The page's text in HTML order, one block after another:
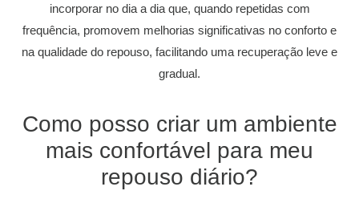
incorporar no dia a dia que, quando repetidas com
frequência, promovem melhorias significativas no conforto e
na qualidade do repouso, facilitando uma recuperação leve e
gradual.
Como posso criar um ambiente
mais confortável para meu
repouso diário?